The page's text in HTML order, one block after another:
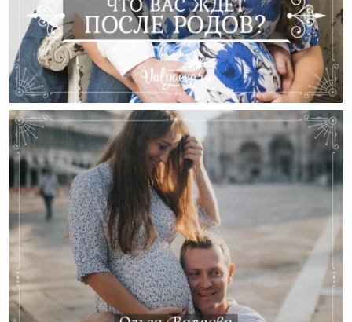
Что Вас Ждет После Родов?